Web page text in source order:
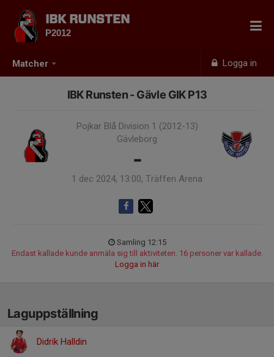
Matcher Logga in
IBK RUNSTEN
P2012
IBK Runsten - Gävle GIK P13
Pojkar Blå Division 1 (2012-13)
Gävleborg
-
1 dec 2024, 13:00, Träffen Arena
Samling 12:15
Endast kallade kunde anmäla sig till aktiviteten. 16 personer var kallade.
Logga in här
Laguppställning
Didrik Halldin